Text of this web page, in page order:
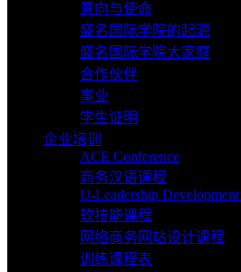
意向与使命
盛名国际学院的起源
盛名国际学院大家庭
合作伙伴
事业
学生证明
企业培训
ACE Conference
商务汉语课程
U-Leadership
软技能课程
网络商务网站设计课程
训练课程表